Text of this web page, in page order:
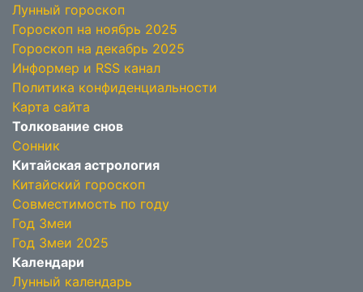
Лунный гороскоп
Гороскоп на ноябрь 2025
Гороскоп на декабрь 2025
Информер и RSS канал
Политика конфиденциальности
Карта сайта
Толкование снов
Сонник
Китайская астрология
Китайский гороскоп
Совместимость по году
Год Змеи
Год Змеи 2025
Календари
Лунный календарь